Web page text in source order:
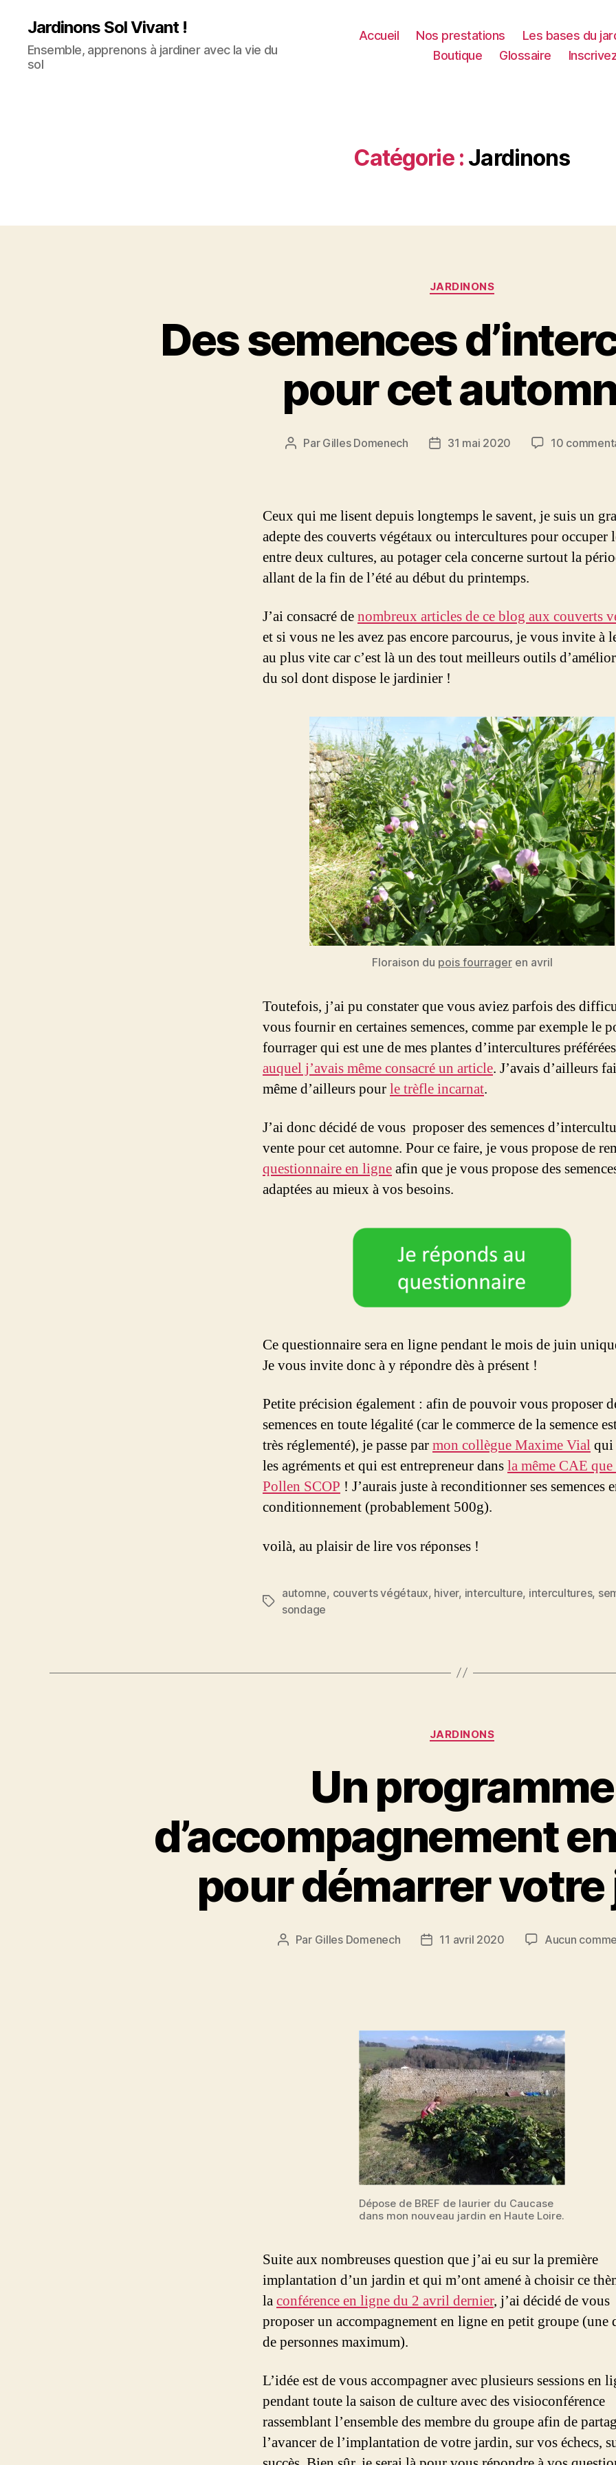
Jardinons Sol Vivant !
Ensemble, apprenons à jardiner avec la vie du
sol
Accueil Nos prestations Les bases du
Boutique
Glossaire
Catégorie : Jardinons
Catégories
JARDINONS
Des semences
pour cet
Auteur
Par Gilles Domenech
Date31 mai 2020 10
Ceux qui me lisent depuis longtemps le savent, je suis un
adepte des couverts végétaux ou intercultures pour occuper
entre deux cultures, au potager cela concerne surtout la
allant de la fin de l’été au début du printemps.
J’ai consacré denombreux articles de ce blog aux couverts
et si vous ne les avez pas encore parcourus, je vous invite à
au plus vite car c’est là un des tout meilleurs outils
du sol dont dispose le jardinier !
Floraison du pois fourrageren avril
Toutefois, j’ai pu constater que vous aviez parfois des
vous fournir en certaines semences, comme par exemple le
fourrager qui est une de mes plantes d’intercultures
auquel j’avais même consacré un article. J’avais d’ailleurs
même d’ailleurs pourle trèfle incarnat.
J’ai donc décidé de vous proposer des semences
vente pour cet automne. Pour ce faire, je vous propose de
questionnaire en ligneafin que je vous propose des
adaptées au mieux à vos besoins.
Ce questionnaire sera en ligne pendant le mois de juin
Je vous invite donc à y répondre dès à présent !
Petite précision également : afin de pouvoir vous proposer
semences en toute légalité (car le commerce de la semence
très réglementé), je passe parmon collègue Maxime Vialqui
les agréments et qui est entrepreneur dansla même CAE
Pollen SCOP ! J’aurais juste à reconditionner ses semences
conditionnement (probablement 500g).
voilà, au plaisir de lire vos réponses !
Étiquettes
automne, couverts végétaux, hiver, interculture, intercultures,
sondage
Catégories
JARDINONS
Un programme
d’accompagnement
pour démarrer votre
Auteur
Par Gilles Domenech
Date11 avril 2020 Aucun
Dépose de BREF de laurier du Caucase
dans mon nouveau jardin en Haute Loire.
Suite aux nombreuses question que j’ai eu sur la première
implantation d’un jardin et qui m’ont amené à choisir ce
laconférence en ligne du 2 avril dernier, j’ai décidé de vous
proposer un accompagnement en ligne en petit groupe (une
de personnes maximum).
L’idée est de vous accompagner avec plusieurs sessions en
pendant toute la saison de culture avec des visioconférence
rassemblant l’ensemble des membre du groupe afin de
l’avancer de l’implantation de votre jardin, sur vos échecs,